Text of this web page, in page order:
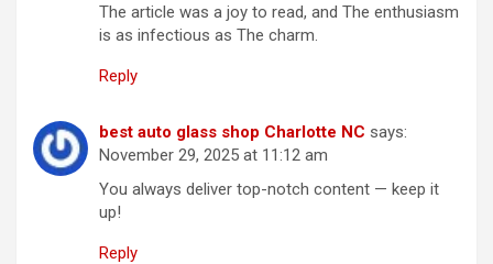
The article was a joy to read, and The enthusiasm
is as infectious as The charm.
Reply
best auto glass shop Charlotte NC says:
November 29, 2025 at 11:12 am
You always deliver top-notch content — keep it
up!
Reply